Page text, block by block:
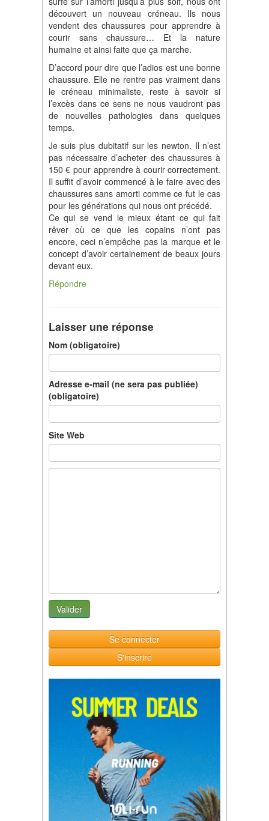
découvert un nouveau créneau. Ils nous
vendent des chaussures pour apprendre à
courir sans chaussure… Et la nature
humaine et ainsi faite que ça marche.
D’accord pour dire que l’adios est une bonne
chaussure. Elle ne rentre pas vraiment dans
le créneau minimaliste, reste à savoir si
l’excès dans ce sens ne nous vaudront pas
de nouvelles pathologies dans quelques
temps.
Je suis plus dubitatif sur les newton. Il n’est
pas nécessaire d’acheter des chaussures à
150 € pour apprendre à courir correctement.
Il suffit d’avoir commencé à le faire avec des
chaussures sans amorti comme ce fut le cas
pour les générations qui nous ont précédé.
Ce qui se vend le mieux étant ce qui fait
rêver où ce que les copains n’ont pas
encore, ceci n’empêche pas la marque et le
concept d’avoir certainement de beaux jours
devant eux.
Répondre
Laisser une réponse
Nom (obligatoire)
Adresse e-mail (ne sera pas publiée)
(obligatoire)
Site Web
Se connecter
S'inscrire